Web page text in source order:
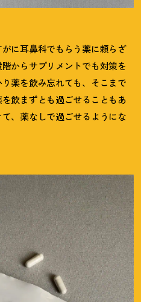
に耳鼻科でもらう薬に頼らざ
からサプリメントでも対策を
薬を飲み忘れても、そこまで
飲まずとも過ごせることもあ
、薬なしで過ごせるようにな